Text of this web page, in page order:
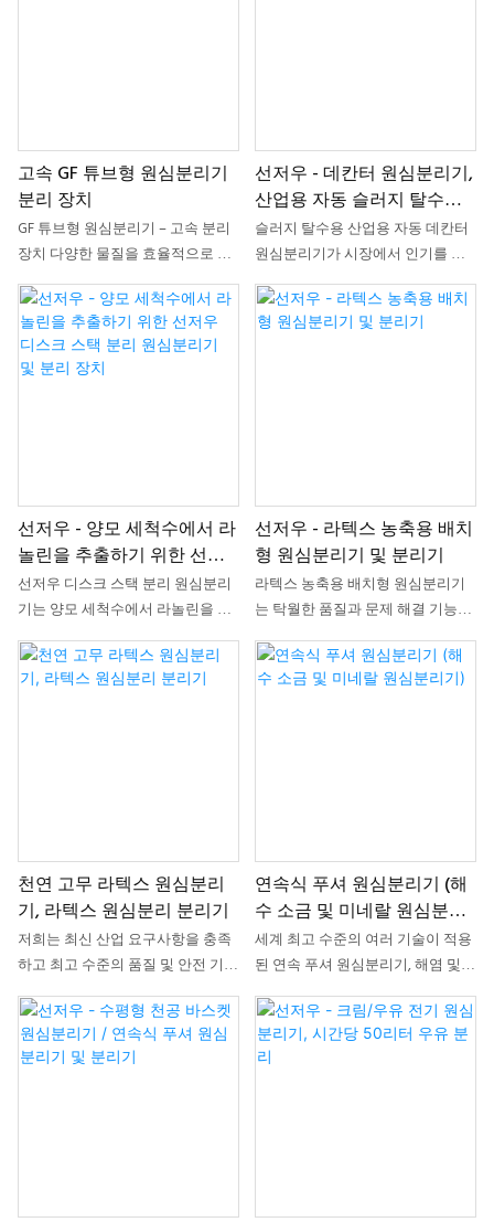
고속 GF 튜브형 원심분리기
분리 장치
GF 튜브형 원심분리기 – 고속 분리
장치 다양한 물질을 효율적으로 분
리하도록 설계된 고성능 GF 튜브형
원심분리기는 다양한 응용 분야에
서 신뢰할 수 있고 정확한 결과를 보
장합니다. 특징: 고속 및 고효율 분
리를 제공하는 역동적인 성능, 내구
합니다. 귀사의 고유한 요구 사항을
충족하도록 맞춤 설계된 탁월한 기
능의 GF 튜브형 원심분리기로 분리
공정을 개선하십시오.
선저우 - 데칸터 원심분리기,
산업용 자동 슬러지 탈수용
데칸터 원심분리기 및 분리
기
슬러지 탈수용 산업용 자동 데칸터
원심분리기가 시장에서 인기를 얻
는 이유는 첨단 연구 개발에 중점을
두었기 때문입니다. 또한 시장의 모
든 고객층의 요구를 충족하도록 설
선저우 - 양모 세척수에서 라
놀린을 추출하기 위한 선저
우 디스크 스택 분리 원심분
리기 및 분리 장치
선저우 디스크 스택 분리 원심분리
기는 양모 세척수에서 라놀린을 추
출하는 데 높은 판매량을 기록하며,
기업들이 새로운 시장을 개척하고
친환경적인 입지를 구축 및 강화하
선저우 - 라텍스 농축용 배치
형 원심분리기 및 분리기
라텍스 농축용 배치형 원심분리기
는 탁월한 품질과 문제 해결 기능을
바탕으로 고객들에게 사랑받고 있
으며, 이는 회사 브랜드의 시장 인지
도를 높일 뿐만 아니라 매출과 시장
천연 고무 라텍스 원심분리
기, 라텍스 원심분리 분리기
저희는 최신 산업 요구사항을 충족
하고 최고 수준의 품질 및 안전 기준
을 준수하는 천연 고무 라텍스 원심
분리기/라텍스 분리기를 최적의 가
격으로 제공하여 장기간 안정적인
사용, 내구성 및 효율적인 성능을 보
연속식 푸셔 원심분리기 (해
수 소금 및 미네랄 원심분리
기)
세계 최고 수준의 여러 기술이 적용
된 연속 푸셔 원심분리기, 해염 및
광물염 탈수 원심분리기는 위에서
언급한 특징들을 바탕으로 분리 장
비 분야에서 널리 사용되고 있습니
다.